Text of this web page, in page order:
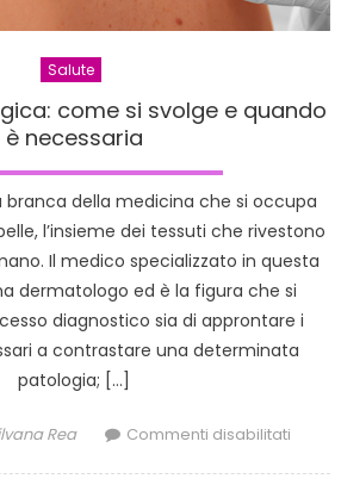
Salute
come si svolge e quando
è necessaria
branca della medicina che si occupa
l’insieme dei tessuti che rivestono
Il medico specializzato in questa
dermatologo ed è la figura che si
diagnostico sia di approntare i
a contrastare una determinata
patologia; […]
Rea Commenti disabilitatisu